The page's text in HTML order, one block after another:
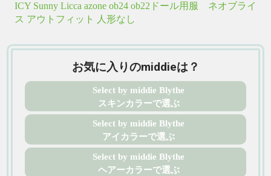
ICY Sunny Licca azone ob24 ob22ドール用服 ネオブライ
ス アウトフィット 人形なし
お気に入りのmiddieは？
Select by middie Blythe
スキンカラーで選ぶ
Select by middie Blythe
アイカラーで選ぶ
Select by middie Blythe
ヘアーカラーで選ぶ